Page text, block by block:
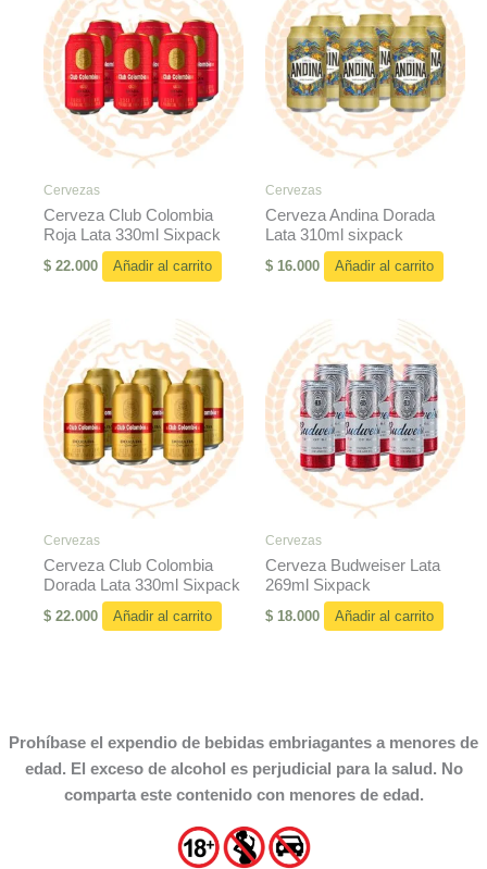
Cervezas
Cerveza Club Colombia
Roja Lata 330ml Sixpack
$ 22.000 Añadir al carrito
Cervezas
Cerveza Andina Dorada
Lata 310ml sixpack
$ 16.000 Añadir al carrito
Cervezas
Cerveza Club Colombia
Dorada Lata 330ml Sixpack
$ 22.000 Añadir al carrito
Cervezas
Cerveza Budweiser Lata
269ml Sixpack
$ 18.000 Añadir al carrito
Prohíbase el expendio de bebidas embriagantes a menores de
edad. El exceso de alcohol es perjudicial para la salud. No
comparta este contenido con menores de edad.